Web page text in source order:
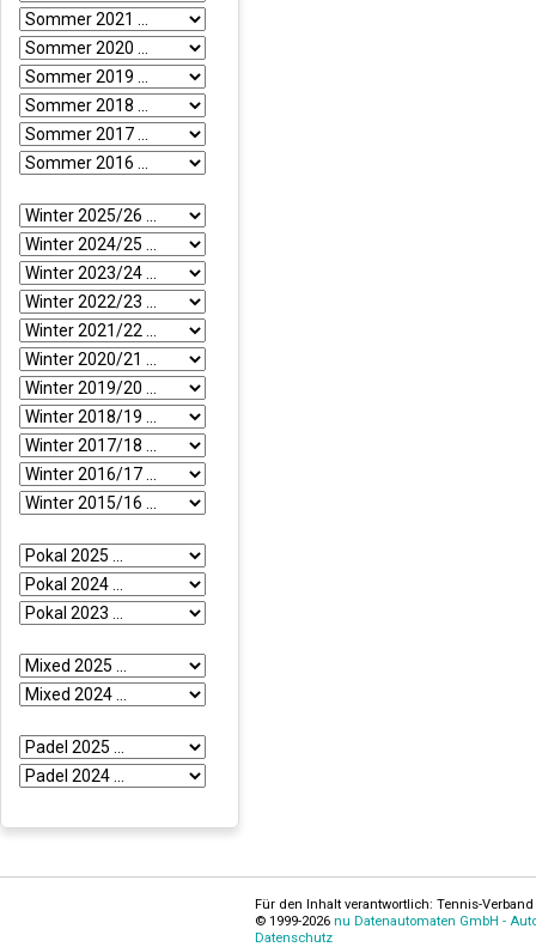
Für den Inhalt verantwortlich: Tennis-
© 1999-2026 nu Datenautomaten GmbH -
Datenschutz